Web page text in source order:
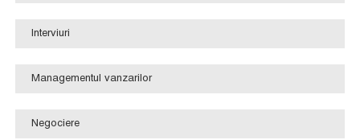
Interviuri
Managementul vanzarilor
Negociere